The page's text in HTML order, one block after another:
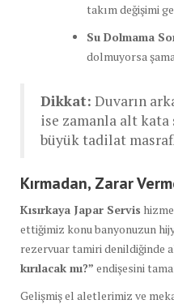
takım değişimi
Su Dolmama
dolmuyorsa
Dikkat: Duvarın
ise zamanla alt kata
büyük tadilat
Kırmadan, Zarar
Kısırkaya Japar Servis
ettiğimiz konu banyonuzun
rezervuar tamiri denildiğinde
kırılacak mı?” endişesini
Gelişmiş el aletlerimiz ve